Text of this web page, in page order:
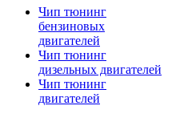
Чип тюнинг
бензиновых
двигателей
Чип тюнинг
дизельных двигателей
Чип тюнинг
двигателей